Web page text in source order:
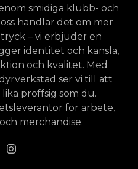
smidiga klubb- och
handlar det om mer
– vi erbjuder en
identitet och känsla,
och kvalitet. Med
ser vi till att
proffsig som du.
för arbete,
merchandise.